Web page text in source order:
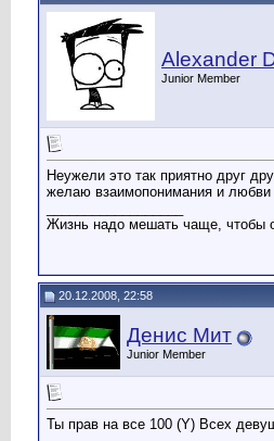
Alexander
Junior Member
Неужели это так приятно друг
желаю взаимопонимания и любви
Жизнь надо мешать чаще, чтобы
20.12.2008, 22:58
Денис Мит
Junior Member
Ты прав на все 100 (Y) Всех